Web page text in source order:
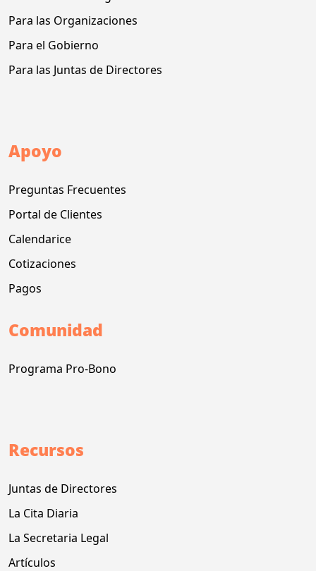
Para las Organizaciones
Para el Gobierno
Para las Juntas de Directores
Apoyo
Preguntas Frecuentes
Portal de Clientes
Calendarice
Cotizaciones
Pagos
Comunidad
Programa Pro-Bono
Recursos
Juntas de Directores
La Cita Diaria
La Secretaria Legal
Artículos